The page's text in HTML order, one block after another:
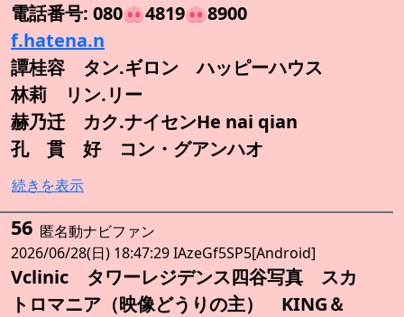
電話番号: 080🐽4819🐽8900
f.hatena.n
譚桂容 タン.ギロン ハッピーハウス
林莉 リン.リー
赫乃迁 カク.ナイセンHe nai qian
孔 貫 好 コン・グアンハオ
続きを表示
56 匿名動ナビファン
2026/06/28(日) 18:47:29 IAzeGf5SP5[Android]
Vclinic タワーレジデンス四谷写真 スカ
トロマニア（映像どうりの主） KING＆